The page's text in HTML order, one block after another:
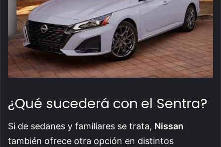
¿Qué sucederá con el Sentra?
Si de sedanes y familiares se trata, Nissan
también ofrece otra opción en distintos